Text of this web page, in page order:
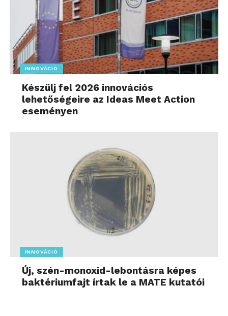
INNOVÁCIÓ
Készülj fel 2026 innovációs
lehetőségeire az Ideas Meet Action
eseményen
INNOVÁCIÓ
Új, szén-monoxid-lebontásra képes
baktériumfajt írtak le a MATE kutatói